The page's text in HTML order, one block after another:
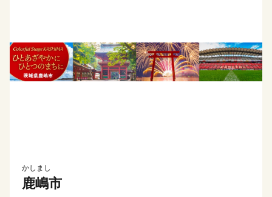
かしまし
鹿嶋市